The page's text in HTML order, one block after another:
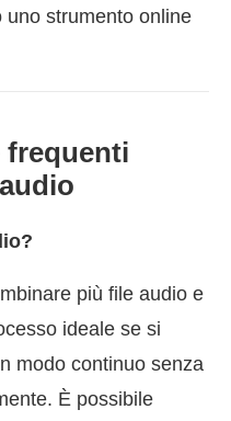
uno strumento online
frequenti
più file audio e
ideale se si
modo continuo senza
È possibile